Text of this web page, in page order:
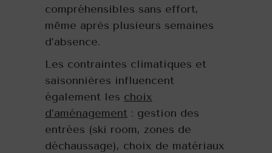
compréhensibles sans effort,
même après plusieurs semaines
d’absence.
Les contraintes climatiques et
saisonnières influencent
également les choix
d’aménagement : gestion des
entrées (ski room, zones de
déchaussage), choix de matériaux